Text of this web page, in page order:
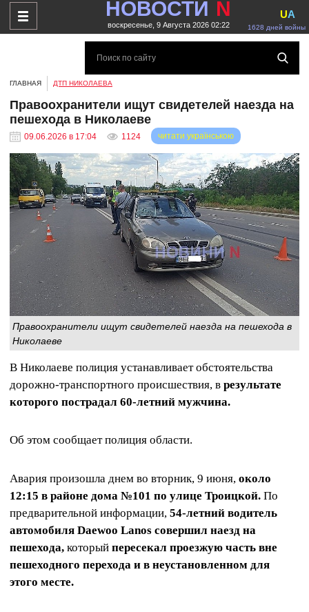
НОВОСТИ N
воскресенье, 9 Августа 2026 02:22 1628 дней войны
UA
ГЛАВНАЯ ДТП НИКОЛАЕВА
Правоохранители ищут свидетелей наезда на
пешехода в Николаеве
09.06.2026 в 17:04 1124 читати українською
Правоохранители ищут свидетелей наезда на пешехода в
Николаеве
В Николаеве полиция устанавливает обстоятельства
дорожно-транспортного происшествия, в результате
которого пострадал 60-летний мужчина.
Об этом сообщает полиция области.
Авария произошла днем во вторник, 9 июня, около
12:15 в районе дома №101 по улице Троицкой. По
предварительной информации, 54-летний водитель
автомобиля Daewoo Lanos совершил наезд на
пешехода, который пересекал проезжую часть вне
пешеходного перехода и в неустановленном для
этого месте.